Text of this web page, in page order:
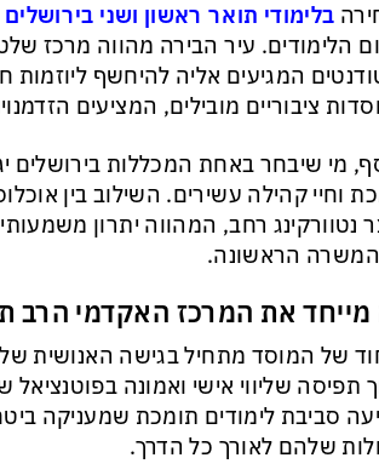
בלימודי תואר ראשון ושני בירושלים
הלימודים. עיר הבירה מהווה מרכז
המגיעים אליה להיחשף ליוזמות
ציבוריים מובילים, המציעים
מי שיבחר באחת המכללות בירושלים
וחיי קהילה עשירים. השילוב בין
נטוורקינג רחב, המהווה יתרון
הראשונה.
את המרכז האקדמי הרב
של המוסד מתחיל בגישה האנושית
תפיסה שליווי אישי ואמונה
סביבת לימודים תומכת שמעניקה
שלהם לאורך כל הדרך.